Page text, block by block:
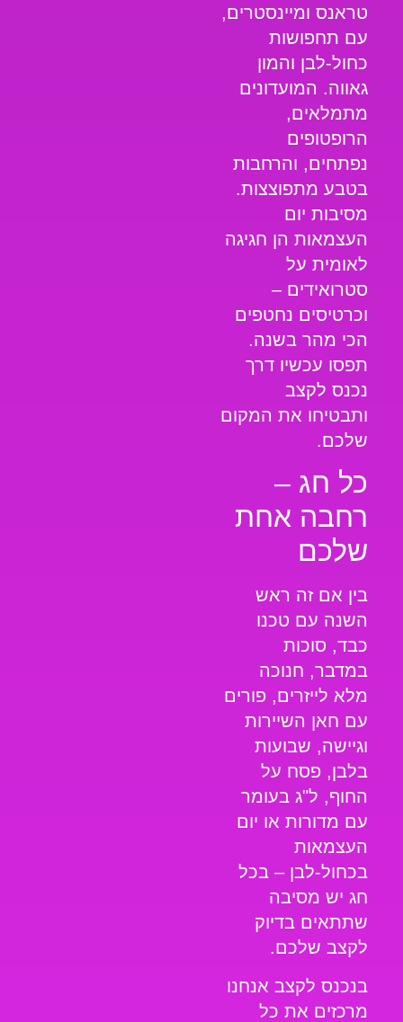
טראנס ומיינסטרים,
עם תחפושות
כחול-לבן והמון
גאווה. המועדונים
מתמלאים,
הרופטופים
נפתחים, והרחבות
בטבע מתפוצצות.
מסיבות יום
העצמאותהן חגיגה
לאומית על
סטרואידים –
וכרטיסים נחטפים
הכי מהר בשנה.
תפסו עכשיו דרך
נכנס לקצב
ותבטיחו את המקום
שלכם.
כל חג –
רחבה אחת
שלכם
בין אם זה ראש
השנה עם טכנו
כבד, סוכות
במדבר, חנוכה
מלא לייזרים, פורים
עם חאן השיירות
וגיישה, שבועות
בלבן, פסח על
החוף, ל"ג בעומר
עם מדורות או יום
העצמאות
בכחול-לבן – בכל
חג יש מסיבה
שתתאים בדיוק
לקצב שלכם.
בנכנס לקצבאנחנו
מרכזים את כל